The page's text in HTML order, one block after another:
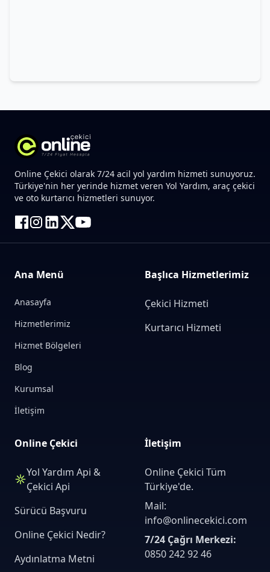
Online Çekici olarak 7/24 acil yol yardım hizmeti sunuyoruz.
Türkiye'nin her yerinde hizmet veren Yol Yardım, araç çekici
ve oto kurtarıcı hizmetleri sunuyor.
Ana Menü
Anasayfa
Hizmetlerimiz
Hizmet Bölgeleri
Blog
Kurumsal
İletişim
Başlıca Hizmetlerimiz
Çekici Hizmeti
Kurtarıcı Hizmeti
Online Çekici
Yol Yardım Api &
Çekici Api
Sürücü Başvuru
Online Çekici Nedir?
Aydınlatma Metni
İletişim
Online Çekici Tüm
Türkiye'de.
Mail:
info@onlinecekici.com
7/24 Çağrı Merkezi:
0850 242 92 46